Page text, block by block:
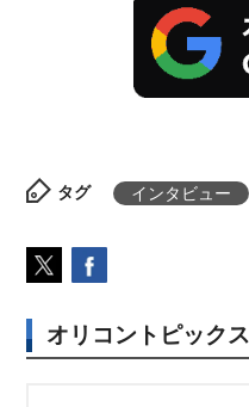
タグ インタビュー
オリコントピックス